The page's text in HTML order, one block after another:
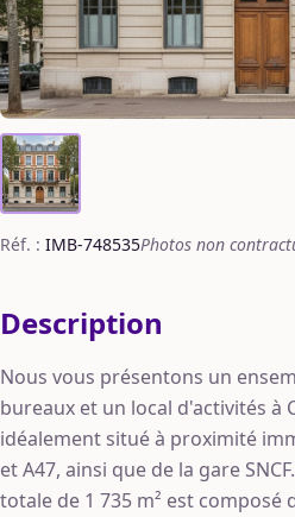
Réf. : IMB-748535Photos non
Description
Nous vous présentons un
bureaux et un local d'activités à
idéalement situé à proximité
et A47, ainsi que de la gare
totale de 1 735 m² est